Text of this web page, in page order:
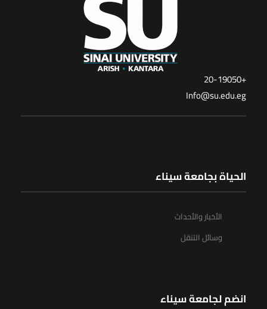
+20-19050
Info@su.edu.eg
الحياة بجامعة سيناء
الأخبار والأحداث
وسائل التنقل
انضم لجامعة سيناء